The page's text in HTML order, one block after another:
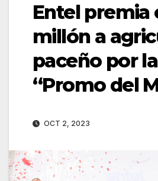
Entel premia
millón a
paceño por la
“Promo del
OCT 2, 2023